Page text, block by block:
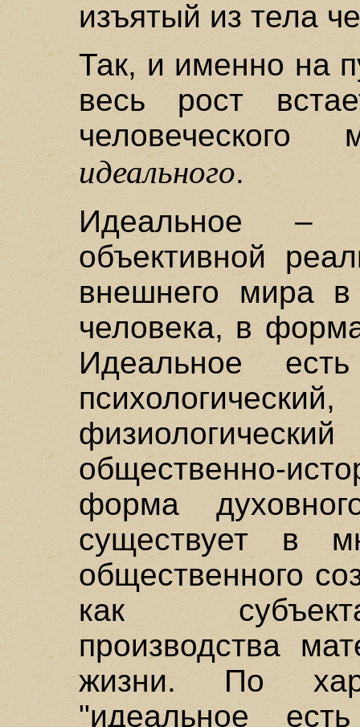
изъятый из тела
Так, и именно на
весь рост
идеального.
Идеальное –
объективной
внешнего мира в
человека, в
Идеальное
общественно-
форма
существует в
общественного
как
производства
жизни. По
"идеальное